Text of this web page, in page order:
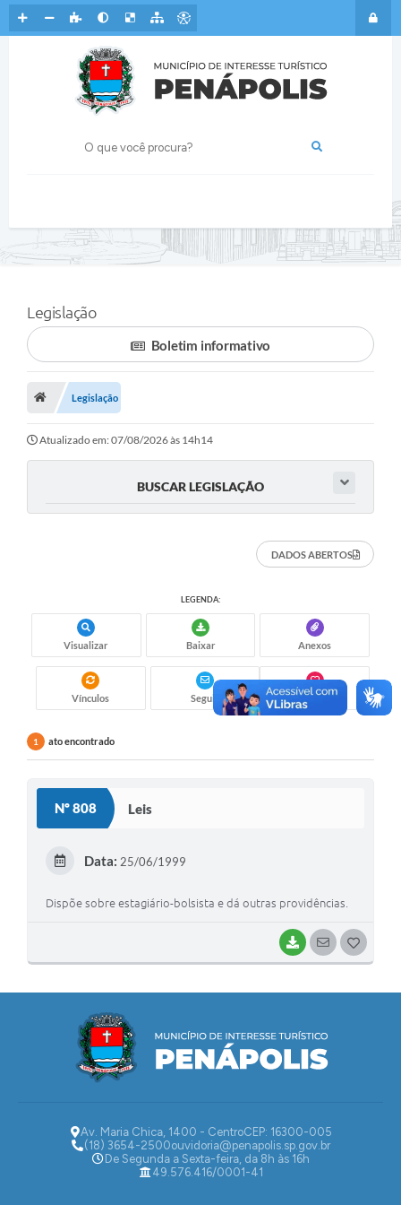
Legislação
Boletim informativo
Legislação
Atualizado em: 07/08/2026 às 14h14
BUSCAR LEGISLAÇÃO
DADOS ABERTOS
LEGENDA:
Visualizar Baixar Anexos
Vínculos Seguir Gostei
1 ato encontrado
Nº 808 Leis
BAIXARSEGUIR
Data: 25/06/1999
Dispõe sobre estagiário-bolsista e dá outras providências.
Av. Maria Chica, 1400 - CentroCEP: 16300-005
(18) 3654-2500ouvidoria@penapolis.sp.gov.br
De Segunda a Sexta-feira, da 8h às 16h
49.576.416/0001-41